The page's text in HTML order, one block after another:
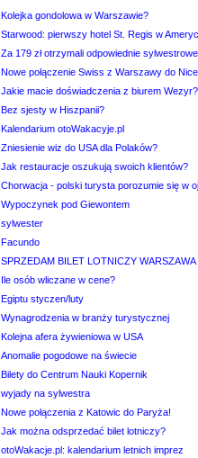
Kolejka gondolowa w Warszawie?
Starwood: pierwszy hotel St. Regis w
Za 179 zł otrzymali odpowiednie
Nowe połączenie Swiss z Warszawy do
Jakie macie doświadczenia z biurem Wezyr?
Bez sjesty w Hiszpanii?
Kalendarium otoWakacyje.pl
Zniesienie wiz do USA dla Polaków?
Jak restauracje oszukują swoich klientów?
Chorwacja - polski turysta porozumie się w
Wypoczynek pod Giewontem
sylwester
Facundo
SPRZEDAM BILET LOTNICZY
Ile osób wliczane w cene?
Egiptu styczen/luty
Wynagrodzenia w branży turystycznej
Kolejna afera żywieniowa w USA
Anomalie pogodowe na świecie
Bilety do Centrum Nauki Kopernik
wyjady na sylwestra
Nowe połączenia z Katowic do Paryża!
Jak można odsprzedać bilet lotniczy?
otoWakacje.pl: kalendarium letnich imprez